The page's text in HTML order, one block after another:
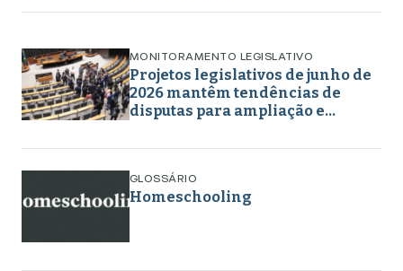
MONITORAMENTO LEGISLATIVO
Projetos legislativos de junho de
2026 mantêm tendências de
disputas para ampliação e
gênero, educação e
GLOSSÁRIO
Homeschooling